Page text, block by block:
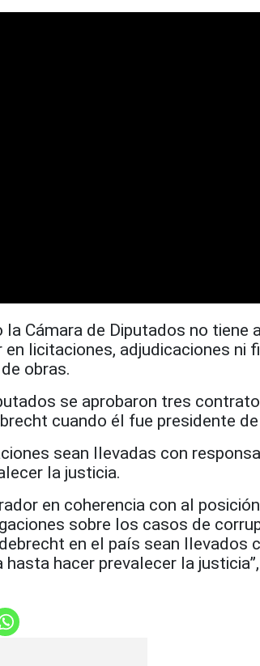
la Cámara de Diputados no tiene
licitaciones, adjudicaciones ni
obras.
se aprobaron tres
cuando él fue presidente de
sean llevadas con
la justicia.
en coherencia con al
sobre los casos de
en el país sean llevados
hacer prevalecer la